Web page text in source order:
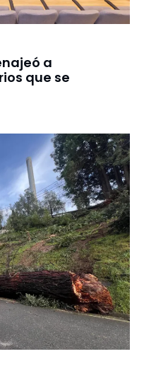
a
que se